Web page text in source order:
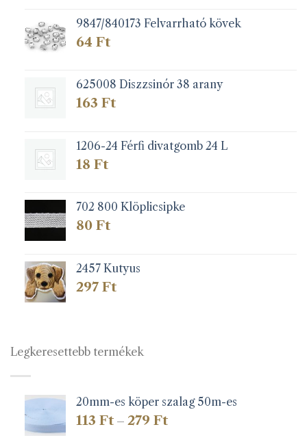
9847/840173 Felvarrható kövek
64 Ft
625008 Diszzsinór 38 arany
163 Ft
1206-24 Férfi divatgomb 24 L
18 Ft
702 800 Klöplicsipke
80 Ft
2457 Kutyus
297 Ft
Legkeresettebb termékek
20mm-es köper szalag 50m-es
113 Ft – 279 FtÁrtartomány: